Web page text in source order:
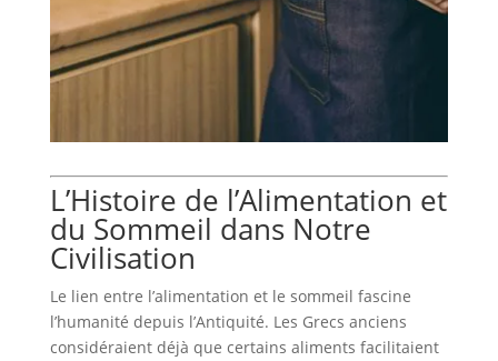
L’Histoire de l’Alimentation et
du Sommeil dans Notre
Civilisation
Le lien entre l’alimentation et le sommeil fascine
l’humanité depuis l’Antiquité. Les Grecs anciens
considéraient déjà que certains aliments facilitaient